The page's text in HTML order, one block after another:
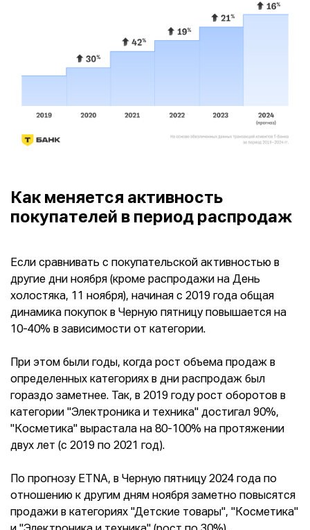
Как меняется активность
покупателей в период распродаж
Если сравнивать с покупательской активностью в
другие дни ноября (кроме распродажи на День
холостяка, 11 ноября), начиная с 2019 года общая
динамика покупок в Черную пятницу повышается на
10-40% в зависимости от категории.
При этом были годы, когда рост объема продаж в
определенных категориях в дни распродаж был
гораздо заметнее. Так, в 2019 году рост оборотов в
категории "Электроника и техника" достигал 90%,
"Косметика" вырастала на 80-100% на протяжении
двух лет (с 2019 по 2021 год).
По прогнозу ETNA, в Черную пятницу 2024 года по
отношению к другим дням ноября заметно повысятся
продажи в категориях "Детские товары", "Косметика"